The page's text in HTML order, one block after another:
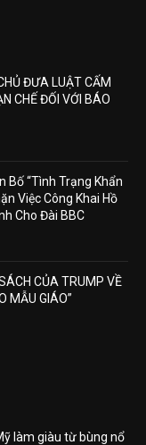
ĐƯA LUẬT CẤM
CHẾ ĐỐI VỚI BÁO
Bố “Tình Trạng Khẩn
Việc Công Khai Hồ
Cho Đài BBC
CỦA TRUMP VỀ
MẪU GIÁO”
làm giàu từ bùng nổ